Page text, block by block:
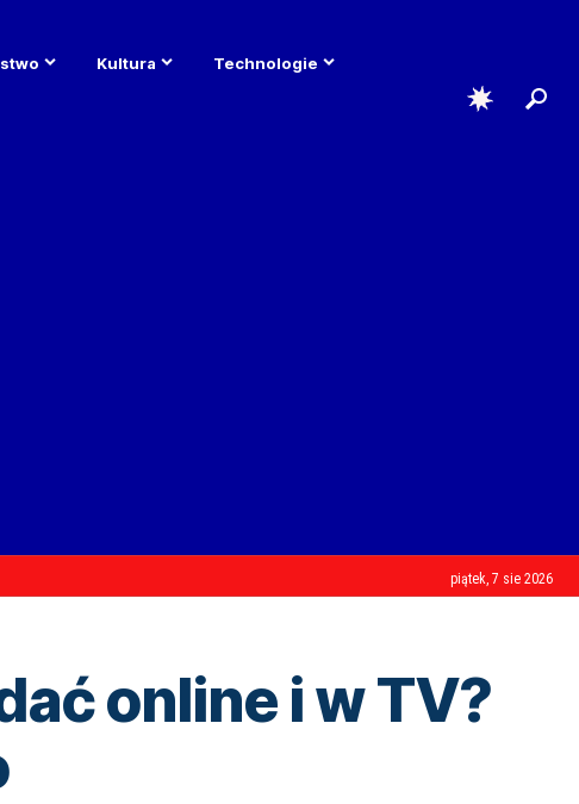
Kultura Technologie
piątek, 7 sie 2026
online i w TV?